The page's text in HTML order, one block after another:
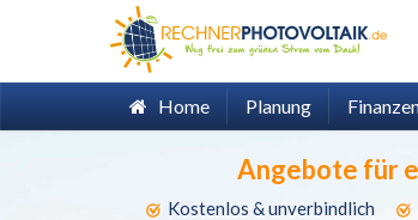
Home Planung
Angebote für
Kostenlos & unverbindlich